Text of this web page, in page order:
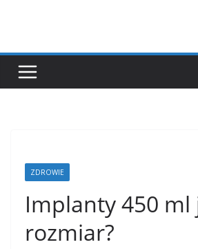
ZDROWIE
Implanty 450 ml
rozmiar?